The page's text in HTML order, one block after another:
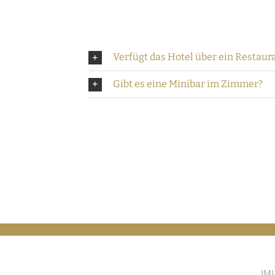
Verfügt das Hotel über ein
Gibt es eine Minibar im Zimmer?